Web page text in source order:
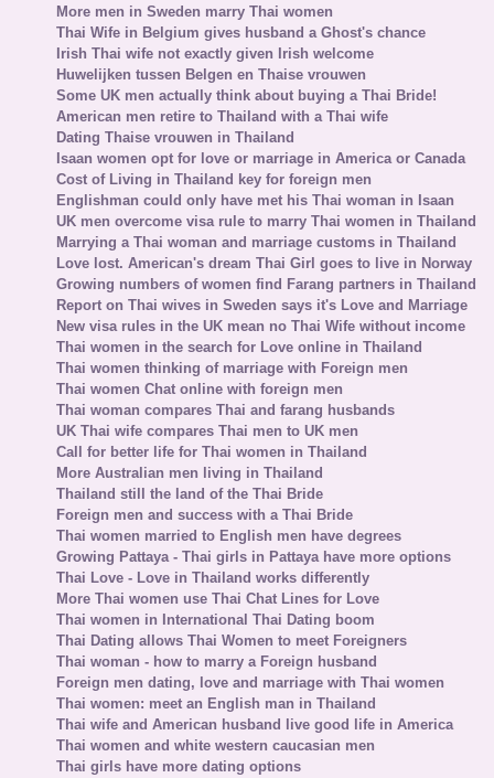
More men in Sweden marry Thai women
Thai Wife in Belgium gives husband a Ghost's chance
Irish Thai wife not exactly given Irish welcome
Huwelijken tussen Belgen en Thaise vrouwen
Some UK men actually think about buying a Thai Bride!
American men retire to Thailand with a Thai wife
Dating Thaise vrouwen in Thailand
Isaan women opt for love or marriage in America or Canada
Cost of Living in Thailand key for foreign men
Englishman could only have met his Thai woman in Isaan
UK men overcome visa rule to marry Thai women in Thailand
Marrying a Thai woman and marriage customs in Thailand
Love lost. American's dream Thai Girl goes to live in Norway
Growing numbers of women find Farang partners in Thailand
Report on Thai wives in Sweden says it's Love and Marriage
New visa rules in the UK mean no Thai Wife without income
Thai women in the search for Love online in Thailand
Thai women thinking of marriage with Foreign men
Thai women Chat online with foreign men
Thai woman compares Thai and farang husbands
UK Thai wife compares Thai men to UK men
Call for better life for Thai women in Thailand
More Australian men living in Thailand
Thailand still the land of the Thai Bride
Foreign men and success with a Thai Bride
Thai women married to English men have degrees
Growing Pattaya - Thai girls in Pattaya have more options
Thai Love - Love in Thailand works differently
More Thai women use Thai Chat Lines for Love
Thai women in International Thai Dating boom
Thai Dating allows Thai Women to meet Foreigners
Thai woman - how to marry a Foreign husband
Foreign men dating, love and marriage with Thai women
Thai women: meet an English man in Thailand
Thai wife and American husband live good life in America
Thai women and white western caucasian men
Thai girls have more dating options